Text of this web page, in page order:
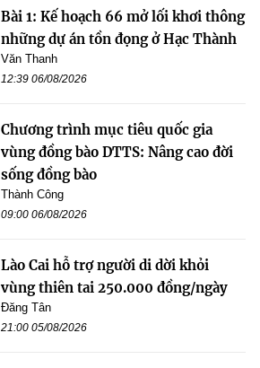
Bài 1: Kế hoạch 66 mở lối khơi thông
những dự án tồn đọng ở Hạc Thành
Văn Thanh
12:39 06/08/2026
Chương trình mục tiêu quốc gia
vùng đồng bào DTTS: Nâng cao đời
sống đồng bào
Thành Công
09:00 06/08/2026
Lào Cai hỗ trợ người di dời khỏi
vùng thiên tai 250.000 đồng/ngày
Đăng Tân
21:00 05/08/2026